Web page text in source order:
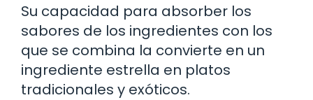
Su capacidad para absorber los
sabores de los ingredientes con los
que se combina la convierte en un
ingrediente estrella en platos
tradicionales y exóticos.